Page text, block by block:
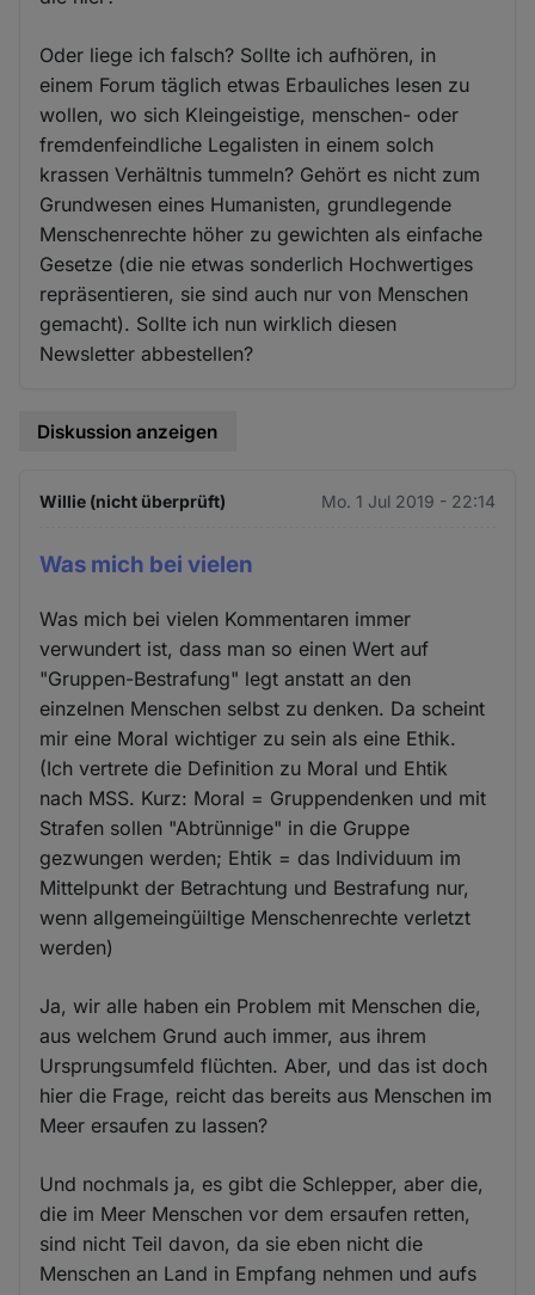
Oder liege ich falsch? Sollte ich aufhören, in
einem Forum täglich etwas Erbauliches lesen zu
wollen, wo sich Kleingeistige, menschen- oder
fremdenfeindliche Legalisten in einem solch
krassen Verhältnis tummeln? Gehört es nicht zum
Grundwesen eines Humanisten, grundlegende
Menschenrechte höher zu gewichten als einfache
Gesetze (die nie etwas sonderlich Hochwertiges
repräsentieren, sie sind auch nur von Menschen
gemacht). Sollte ich nun wirklich diesen
Newsletter abbestellen?
Diskussion anzeigen
Willie (nicht überprüft) Mo. 1 Jul 2019 - 22:14
Was mich bei vielen
Was mich bei vielen Kommentaren immer
verwundert ist, dass man so einen Wert auf
"Gruppen-Bestrafung" legt anstatt an den
einzelnen Menschen selbst zu denken. Da scheint
mir eine Moral wichtiger zu sein als eine Ethik.
(Ich vertrete die Definition zu Moral und Ehtik
nach MSS. Kurz: Moral = Gruppendenken und mit
Strafen sollen "Abtrünnige" in die Gruppe
gezwungen werden; Ehtik = das Individuum im
Mittelpunkt der Betrachtung und Bestrafung nur,
wenn allgemeingüiltige Menschenrechte verletzt
werden)
Ja, wir alle haben ein Problem mit Menschen die,
aus welchem Grund auch immer, aus ihrem
Ursprungsumfeld flüchten. Aber, und das ist doch
hier die Frage, reicht das bereits aus Menschen im
Meer ersaufen zu lassen?
Und nochmals ja, es gibt die Schlepper, aber die,
die im Meer Menschen vor dem ersaufen retten,
sind nicht Teil davon, da sie eben nicht die
Menschen an Land in Empfang nehmen und aufs